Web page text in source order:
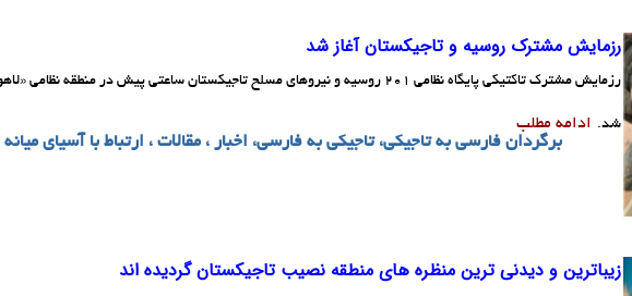
برگردان فارسی به تاجیکی، تاجیکی به فارسی، اخبار ، مقالات ، ارتباط با آسیای میانه
رزمایش مشترک روسیه و تاجیکستان آغاز شد
رزمایش مشترک تاکتیکی پایگاه نظامی 201 روسیه و نیروهای مسلح تاجیکستان ساعتی پیش در منطقه
شد. ادامه مطلب
زیباترین و دیدنی ترین منظره های منطقه نصیب تاجیکستان گردیده اند